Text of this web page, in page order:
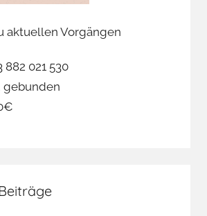
aktuellen Vorgängen
882 021 530
gebunden